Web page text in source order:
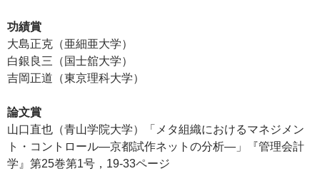
功績賞
大島正克（亜細亜大学）
白銀良三（国士舘大学）
吉岡正道（東京理科大学）
論文賞
山口直也（青山学院大学）「メタ組織におけるマネジメン
ト・コントロール―京都試作ネットの分析―」『管理会計
学』第25巻第1号，19-33ページ